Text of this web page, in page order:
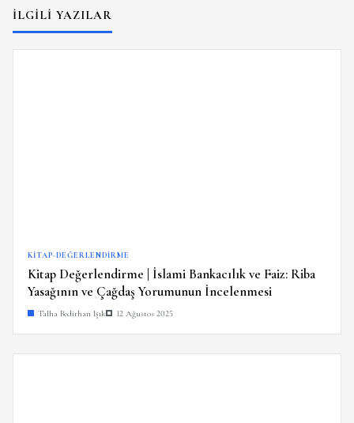
İLGILI YAZILAR
KITAP-DEĞERLENDIRME
Kitap Değerlendirme | İslami Bankacılık ve Faiz: Riba
Yasağının ve Çağdaş Yorumunun İncelenmesi
Talha Bedirhan Işık 12 Ağustos 2025